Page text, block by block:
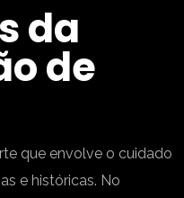
da
de
que envolve o cuidado
e históricas. No